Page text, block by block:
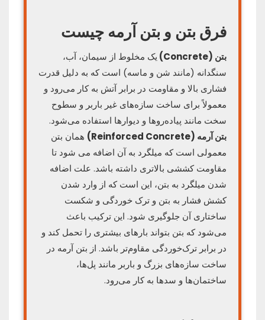
فرق بتن و بتن آرمه چیست
بتن (Concrete)
یک مخلوط از سیمان، آب،
سنگدانه (مانند شن و ماسه) است که به دلیل قدرت
فشاری بالا و مقاومت در برابر آتش به کار می‌رود و
معمولاً برای ساخت سازه‌های غیر باربر و سطوح
سخت مانند پیاده‌روها و دیوارها استفاده می‌شود.
بتن آرمه (Reinforced Concrete)
همان بتن
معمولی است که میلگرد به آن اضافه می شود تا
مقاومت کششی بالاتری داشته باشد. علت اضافه
شدن میلگرد به بتن، این است که از وارد شدن
کشش فشار به بتن و ترک‌ خوردگی و شکست
ساختاری آن جلوگیری شود. این ترکیب باعث
می‌شود که بتن بتواند بارهای بیشتری را تحمل کند و
در برابر ترک‌خوردگی مقاوم‌تر باشد. از بتن آرمه در
ساخت سازه‌های بزرگ و باربر مانند پل‌ها،
ساختمان‌ها و سدها به کار می‌رود.